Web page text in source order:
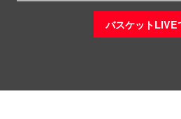
バスケットLIVE